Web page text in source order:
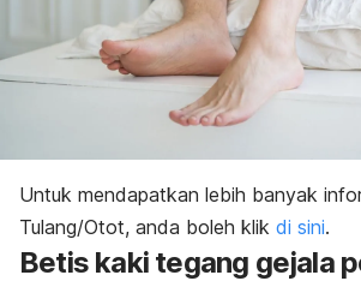
Untuk mendapatkan lebih banyak
Tulang/Otot, anda boleh klik di sini.
Betis kaki tegang gejala